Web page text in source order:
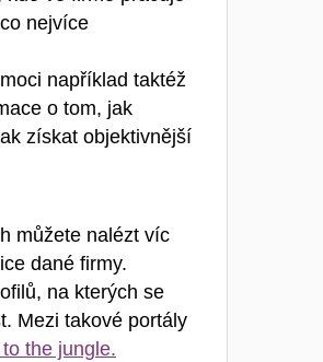
nejvíce
například taktéž
o tom, jak
získat objektivnější
můžete nalézt víc
dané firmy.
na kterých se
Mezi takové portály
the jungle.